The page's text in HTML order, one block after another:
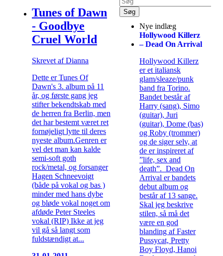
Tunes of Dawn
- Goodbye
Cruel World
Skrevet af Dianna
Dette er Tunes Of
Dawn's 3. album på 11
år, og første gang jeg
stifter bekendtskab med
de herren fra Berlin, men
det har bestemt været ret
fornøjeligt lytte til deres
nyeste album.Genren er
vel det man kan kalde
semi-soft goth
rock/metal, og forsanger
Hagen Schneevoigt
(både på vokal og bas )
minder med hans dybe
og bløde vokal noget om
afdøde Peter Steeles
vokal (RIP) Ikke at jeg
vil gå så langt som
fuldstændigt at...
Nye indlæg
Hollywood Killerz
– Dead On Arrival
Hollywood Killerz
er et italiansk
glam/sleaze/punk
band fra Torino.
Bandet består af
Harry (sang), Simo
(guitar), Juri
(guitar), Dome (bas)
og Roby (trommer)
og de siger selv, at
de er inspireret af
”life, sex and
death”. Dead On
Arrival er bandets
debut album og
består af 13 sange.
Skal jeg beskrive
stilen, så må det
være en god
blanding af Faster
Pussycat, Pretty
Boy Floyd, Hanoi